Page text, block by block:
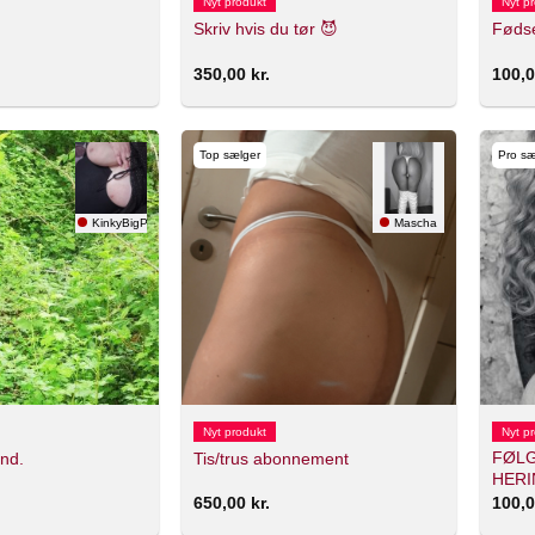
Skriv hvis du tør 😈
350,00 kr.
KinkyBigPrincess😈💦
Top sælger
Mascha
Nyt produkt
Tis/trus abonnement
650,00 kr.
Pro
Nyt